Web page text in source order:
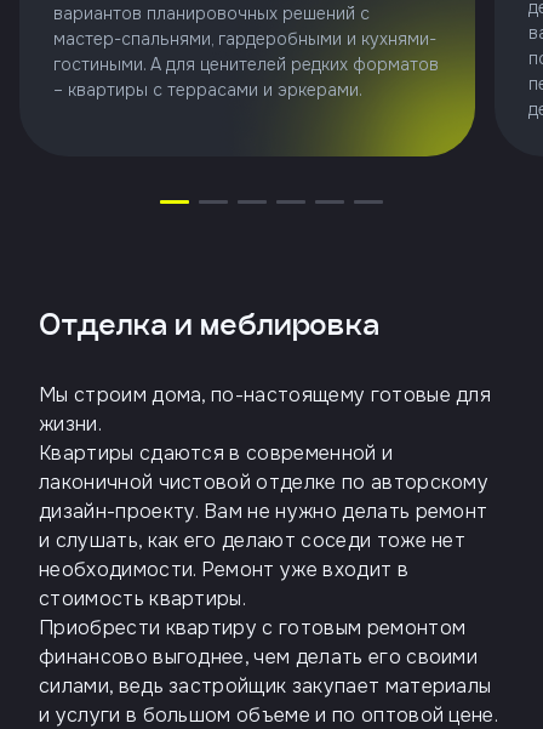
вариантов планировочных решений с
мастер-спальнями, гардеробными и кухнями-
гостиными. А для ценителей редких форматов
– квартиры с террасами и эркерами.
Отделка и меблировка
Мы строим дома, по-настоящему готовые для
жизни.
Квартиры сдаются в современной и
лаконичной чистовой отделке по авторскому
дизайн-проекту. Вам не нужно делать ремонт
и слушать, как его делают соседи тоже нет
необходимости. Ремонт уже входит в
стоимость квартиры.
Приобрести квартиру с готовым ремонтом
финансово выгоднее, чем делать его своими
силами, ведь застройщик закупает материалы
и услуги в большом объеме и по оптовой цене.